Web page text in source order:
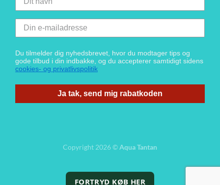
Du tilmelder dig nyhedsbrevet, hvor du modtager tips og
gode tilbud i din indbakke, og du accepterer samtidigt sidens
cookies- og privatlivspolitik
Ja tak, send mig rabatkoden
Copyright 2026 ©Aqua Tantan
FORTRYD KØB HER